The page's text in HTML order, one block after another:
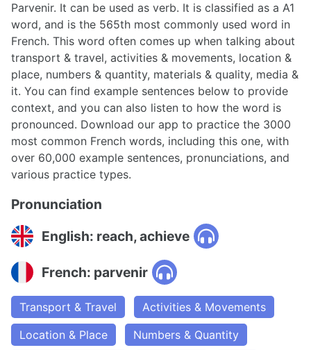
Parvenir. It can be used as verb. It is classified as a A1
word, and is the 565th most commonly used word in
French. This word often comes up when talking about
transport & travel, activities & movements, location &
place, numbers & quantity, materials & quality, media &
it. You can find example sentences below to provide
context, and you can also listen to how the word is
pronounced. Download our app to practice the 3000
most common French words, including this one, with
over 60,000 example sentences, pronunciations, and
various practice types.
Pronunciation
English: reach, achieve
French: parvenir
Transport & Travel
Activities & Movements
Location & Place
Numbers & Quantity